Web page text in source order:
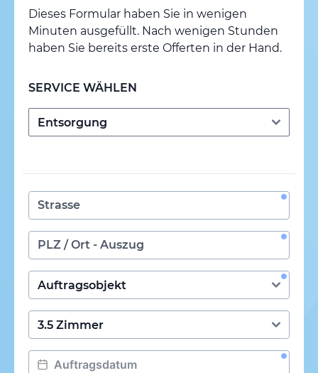
Dieses Formular haben Sie in wenigen
Minuten ausgefüllt. Nach wenigen Stunden
haben Sie bereits erste Offerten in der Hand.
SERVICE WÄHLEN